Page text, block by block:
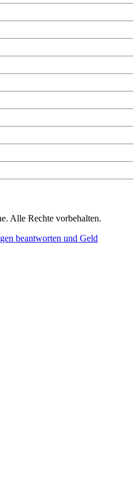
Alle Rechte vorbehalten.